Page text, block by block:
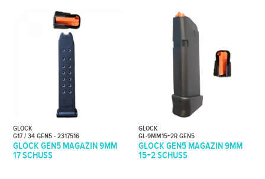
GLOCK
G17 / 34 GEN5 - 2317516
GLOCK GEN5 MAGAZIN 9MM
17 SCHUSS
GLOCK
GL-9MM15+2R GEN5
GLOCK GEN5 MAGAZIN 9MM
15+2 SCHUSS